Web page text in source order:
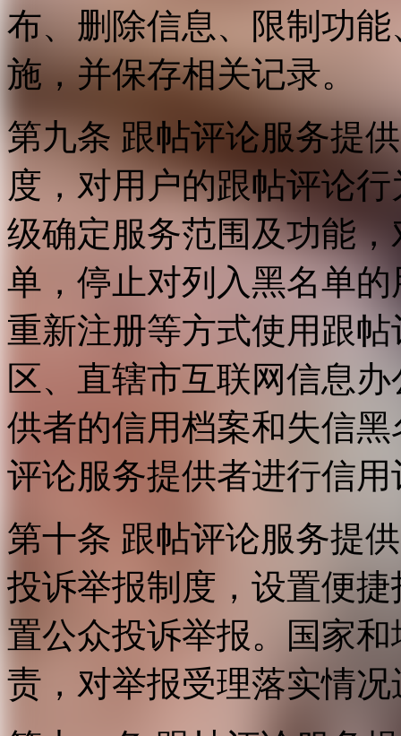
布、删除信息、限制功
施，并保存相关记录。
第九条 跟帖评论服务提
度，对用户的跟帖评论
级确定服务范围及功能
单，停止对列入黑名单
重新注册等方式使用跟
区、直辖市互联网信息
供者的信用档案和失信
评论服务提供者进行信用
第十条 跟帖评论服务提
投诉举报制度，设置便
置公众投诉举报。国家
责，对举报受理落实情